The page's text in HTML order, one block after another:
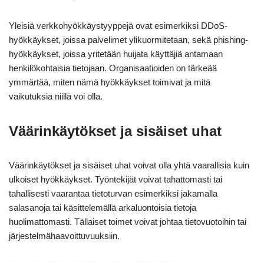
Yleisiä verkkohyökkäystyyppejä ovat esimerkiksi DDoS-
hyökkäykset, joissa palvelimet ylikuormitetaan, sekä phishing-
hyökkäykset, joissa yritetään huijata käyttäjiä antamaan
henkilökohtaisia tietojaan. Organisaatioiden on tärkeää
ymmärtää, miten nämä hyökkäykset toimivat ja mitä
vaikutuksia niillä voi olla.
Väärinkäytökset ja sisäiset uhat
Väärinkäytökset ja sisäiset uhat voivat olla yhtä vaarallisia kuin
ulkoiset hyökkäykset. Työntekijät voivat tahattomasti tai
tahallisesti vaarantaa tietoturvan esimerkiksi jakamalla
salasanoja tai käsittelemällä arkaluontoisia tietoja
huolimattomasti. Tällaiset toimet voivat johtaa tietovuotoihin tai
järjestelmähaavoittuvuuksiin.